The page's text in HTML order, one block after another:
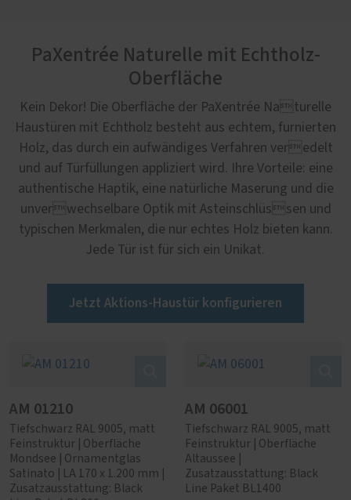
PaXentrée Naturelle mit Echtholz-
Oberfläche
Kein Dekor! Die Oberfläche der PaXentrée Naturelle
Haustüren mit Echtholz besteht aus echtem, furnierten
Holz, das durch ein aufwändiges Verfahren veredelt
und auf Türfüllungen appliziert wird. Ihre Vorteile: eine
authentische Haptik, eine natürliche Maserung und die
unverwechselbare Optik mit Asteinschlüssen und
typischen Merkmalen, die nur echtes Holz bieten kann.
Jede Tür ist für sich ein Unikat.
Jetzt Aktions-Haustür konfigurieren
AM 01210
Tiefschwarz RAL 9005, matt
Feinstruktur | Oberfläche
Mondsee | Ornamentglas
Satinato | LA 170 x 1.200 mm |
Zusatzausstattung: Black
AM 06001
Tiefschwarz RAL 9005, matt
Feinstruktur | Oberfläche
Altaussee |
Zusatzausstattung: Black
Line Paket BL1400